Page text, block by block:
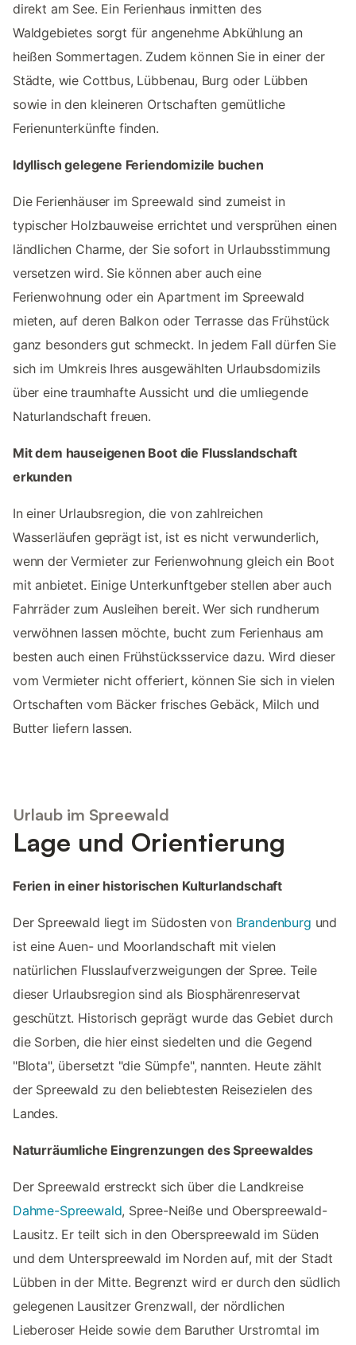
direkt am See. Ein Ferienhaus inmitten des
Waldgebietes sorgt für angenehme Abkühlung an
heißen Sommertagen. Zudem können Sie in einer der
Städte, wie Cottbus, Lübbenau, Burg oder Lübben
sowie in den kleineren Ortschaften gemütliche
Ferienunterkünfte finden.
Idyllisch gelegene Feriendomizile buchen
Die Ferienhäuser im Spreewald sind zumeist in
typischer Holzbauweise errichtet und versprühen einen
ländlichen Charme, der Sie sofort in Urlaubsstimmung
versetzen wird. Sie können aber auch eine
Ferienwohnung oder ein Apartment im Spreewald
mieten, auf deren Balkon oder Terrasse das Frühstück
ganz besonders gut schmeckt. In jedem Fall dürfen Sie
sich im Umkreis Ihres ausgewählten Urlaubsdomizils
über eine traumhafte Aussicht und die umliegende
Naturlandschaft freuen.
Mit dem hauseigenen Boot die Flusslandschaft
erkunden
In einer Urlaubsregion, die von zahlreichen
Wasserläufen geprägt ist, ist es nicht verwunderlich,
wenn der Vermieter zur Ferienwohnung gleich ein Boot
mit anbietet. Einige Unterkunftgeber stellen aber auch
Fahrräder zum Ausleihen bereit. Wer sich rundherum
verwöhnen lassen möchte, bucht zum Ferienhaus am
besten auch einen Frühstücksservice dazu. Wird dieser
vom Vermieter nicht offeriert, können Sie sich in vielen
Ortschaften vom Bäcker frisches Gebäck, Milch und
Butter liefern lassen.
Urlaub im Spreewald
Lage und Orientierung
Ferien in einer historischen Kulturlandschaft
Der Spreewald liegt im Südosten von Brandenburg und
ist eine Auen- und Moorlandschaft mit vielen
natürlichen Flusslaufverzweigungen der Spree. Teile
dieser Urlaubsregion sind als Biosphärenreservat
geschützt. Historisch geprägt wurde das Gebiet durch
die Sorben, die hier einst siedelten und die Gegend
"Blota", übersetzt "die Sümpfe", nannten. Heute zählt
der Spreewald zu den beliebtesten Reisezielen des
Landes.
Naturräumliche Eingrenzungen des Spreewaldes
Der Spreewald erstreckt sich über die Landkreise
Dahme-Spreewald, Spree-Neiße und Oberspreewald-
Lausitz. Er teilt sich in den Oberspreewald im Süden
und dem Unterspreewald im Norden auf, mit der Stadt
Lübben in der Mitte. Begrenzt wird er durch den südlich
gelegenen Lausitzer Grenzwall, der nördlichen
Lieberoser Heide sowie dem Baruther Urstromtal im